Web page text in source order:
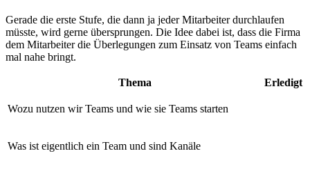
Gerade die erste Stufe, die dann ja jeder Mitarbeiter durchlaufen
müsste, wird gerne übersprungen. Die Idee dabei ist, dass die Firma
dem Mitarbeiter die Überlegungen zum Einsatz von Teams einfach
mal nahe bringt.
Thema Erledigt
Wozu nutzen wir Teams und wie sie Teams starten
Was ist eigentlich ein Team und sind Kanäle